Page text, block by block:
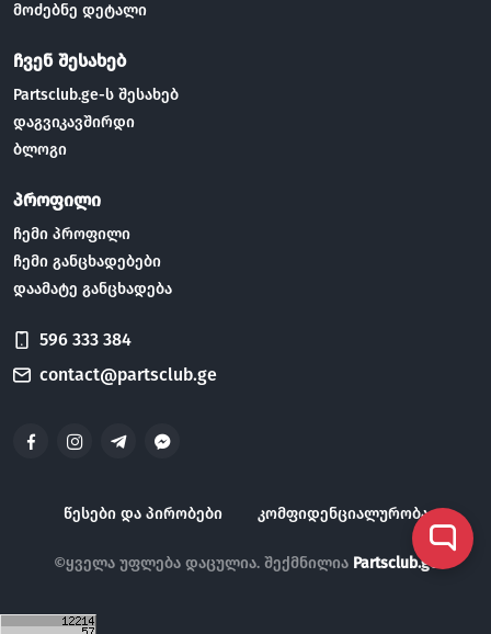
მოძებნე დეტალი
ჩვენ შესახებ
Partsclub.ge-ს შესახებ
დაგვიკავშირდი
ბლოგი
პროფილი
ჩემი პროფილი
ჩემი განცხადებები
დაამატე განცხადება
596 333 384
contact@partsclub.ge
წესები და პირობები კომფიდენციალურობა
©ყველა უფლება დაცულია. შექმნილია Partsclub.ge